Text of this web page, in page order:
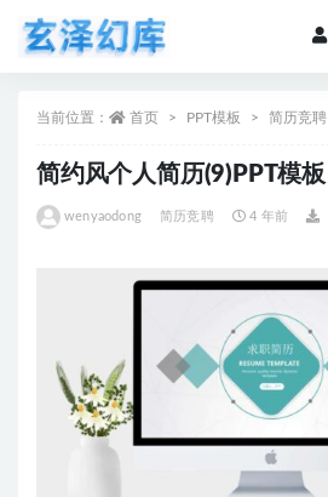
当前位置： 首页 PPT模板 简历竞聘
简约风个人简历(9)PPT模板
wenyaodong 简历竞聘 4 年前